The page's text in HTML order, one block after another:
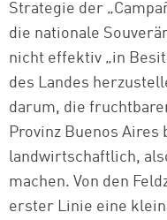
Strategie der
die nationale
nicht effektiv „in
des Landes
darum, die
Provinz Buenos Aires
landwirtschaftlich,
machen. Von den
erster Linie eine